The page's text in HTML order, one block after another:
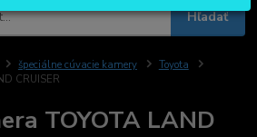
Hľadať
špeciálne cúvacie kamery
Toyota
CRUISER
TOYOTA LAND